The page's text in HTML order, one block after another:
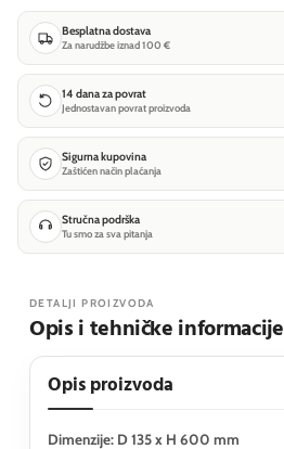
Besplatna dostava
Za narudžbe iznad 100 €
14 dana za povrat
Jednostavan povrat proizvoda
Sigurna kupovina
Zaštićen način plaćanja
Stručna podrška
Tu smo za sva pitanja
DETALJI PROIZVODA
Opis i tehničke informacije
Opis proizvoda
Dimenzije: D 135 x H 600 mm